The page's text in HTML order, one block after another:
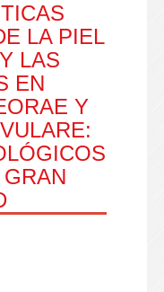
LA PIEL
LAS
EN
Y